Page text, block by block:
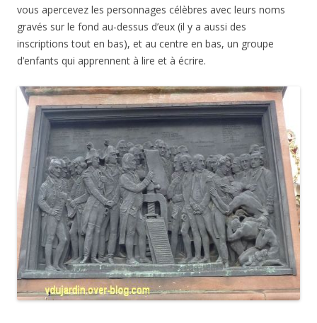
vous apercevez les personnages célèbres avec leurs noms
gravés sur le fond au-dessus d’eux (il y a aussi des
inscriptions tout en bas), et au centre en bas, un groupe
d’enfants qui apprennent à lire et à écrire.